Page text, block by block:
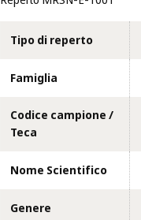
Tipo di reperto
Famiglia
Codice campione /
Teca
Nome Scientifico
Genere